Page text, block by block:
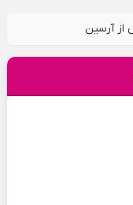
از آرسین